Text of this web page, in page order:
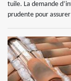
tuile. La demande
prudente pour